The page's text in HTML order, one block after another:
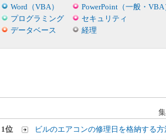
Word（VBA）
PowerPoint（一般・VBA
プログラミング
セキュリティ
データベース 経理
1位 ビルのエアコンの修理日を格納する方